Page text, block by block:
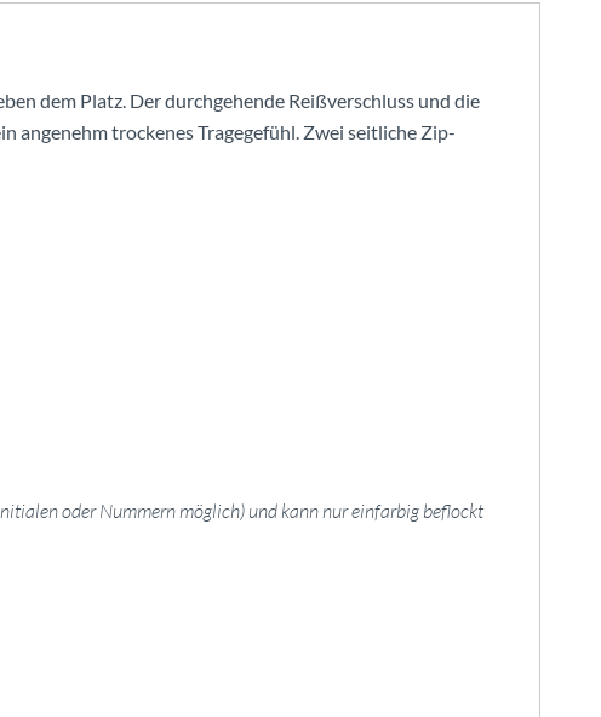
dem Platz. Der durchgehende Reißverschluss und die
angenehm trockenes Tragegefühl. Zwei seitliche Zip-
oder Nummern möglich) und kann nur einfarbig beflockt